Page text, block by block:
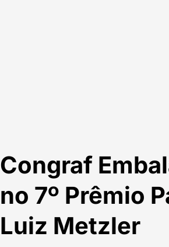
Congraf
no 7º Prêmio
Luiz Metzler